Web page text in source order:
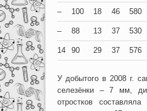
– 100 18 46 580
– 88 13 37 530
14 90 29 37 576
У добытого в 2008 г.
селезёнки – 7 мм,
отростков